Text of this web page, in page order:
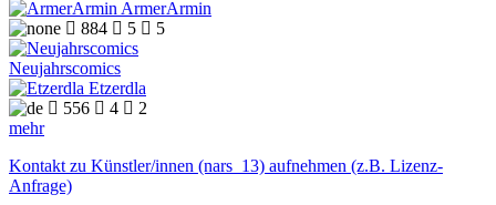
ArmerArmin
 884  5  5
Neujahrscomics
Etzerdla
 556  4  2
mehr
Kontakt zu Künstler/innen (nars_13) aufnehmen (z.B. Lizenz-
Anfrage)